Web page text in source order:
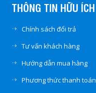
THÔNG TIN HỮU ÍCH
Chính sách đổi trả
Tư vấn khách hàng
Hướng dẫn mua hàng
Phương thức thanh toán